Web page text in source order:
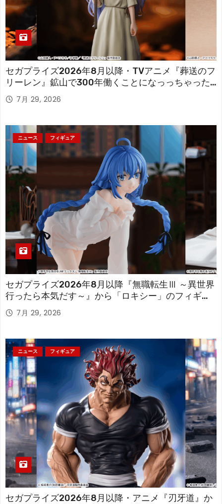
セガプライズ2026年8月以降・TVアニメ『葬送のフ
リーレン』鉱山で300年働くことになっっちゃった
「フリーレン」を立体化！
7月 29, 2026
ニュース フィギュア
セガプライズ2026年8月以降『無職転生Ⅲ ～異世界
行ったら本気だす～』から「ロキシー」のフィギュ
アが登場！
7月 29, 2026
ニュース フィギュア
セガプライズ2026年8月以降・アニメ『刃牙道』か